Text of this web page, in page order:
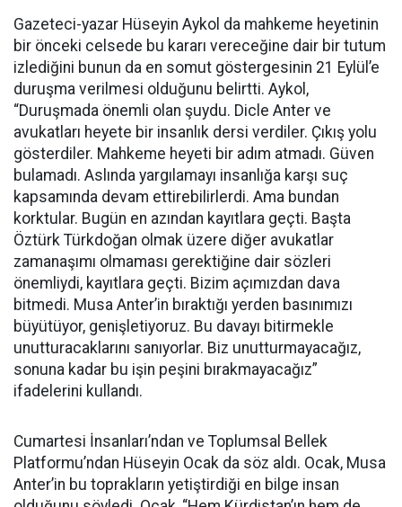
Gazeteci-yazar Hüseyin Aykol da mahkeme heyetinin
bir önceki celsede bu kararı vereceğine dair bir tutum
izlediğini bunun da en somut göstergesinin 21 Eylül’e
duruşma verilmesi olduğunu belirtti. Aykol,
“Duruşmada önemli olan şuydu. Dicle Anter ve
avukatları heyete bir insanlık dersi verdiler. Çıkış yolu
gösterdiler. Mahkeme heyeti bir adım atmadı. Güven
bulamadı. Aslında yargılamayı insanlığa karşı suç
kapsamında devam ettirebilirlerdi. Ama bundan
korktular. Bugün en azından kayıtlara geçti. Başta
Öztürk Türkdoğan olmak üzere diğer avukatlar
zamanaşımı olmaması gerektiğine dair sözleri
önemliydi, kayıtlara geçti. Bizim açımızdan dava
bitmedi. Musa Anter’in bıraktığı yerden basınımızı
büyütüyor, genişletiyoruz. Bu davayı bitirmekle
unutturacaklarını sanıyorlar. Biz unutturmayacağız,
sonuna kadar bu işin peşini bırakmayacağız”
ifadelerini kullandı.
Cumartesi İnsanları’ndan ve Toplumsal Bellek
Platformu’ndan Hüseyin Ocak da söz aldı. Ocak, Musa
Anter’in bu toprakların yetiştirdiği en bilge insan